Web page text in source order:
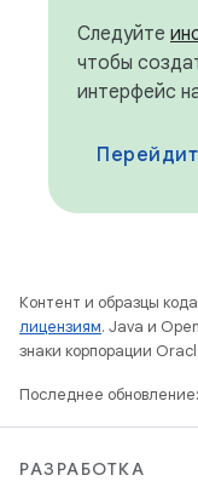
Следуйте
чтобы
интерфейс
Контент и образцы
лицензиям. Java и
знаки корпорации
Последнее
РАЗРАБОТКА